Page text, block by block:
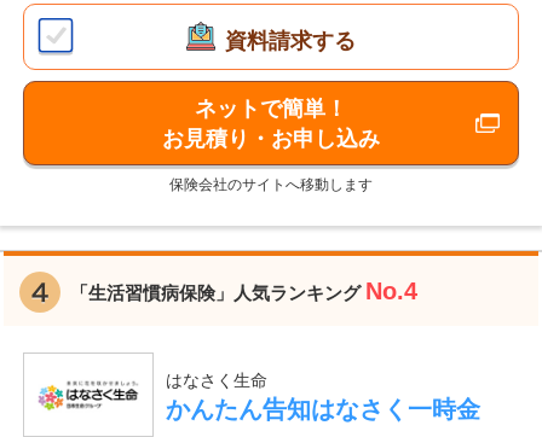
資料請求する
ネットで簡単！
お見積り・お申し込み
保険会社のサイトへ移動します
「生活習慣病保険」人気ランキング No.4
はなさく生命
かんたん告知はなさく一時金